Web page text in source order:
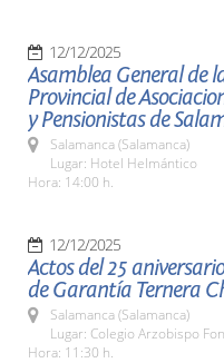
12/12/2025
Asamblea General de
Provincial de
y Pensionistas de
Salamanca (Salamanca)
Lugar: Hotel Helmántico
Hora: 14:00 h.
12/12/2025
Actos del 25
de Garantía Ternera
Salamanca (Salamanca)
Lugar: Colegio Arzobispo
Hora: 11:30 h.